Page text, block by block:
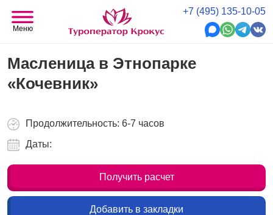
+7 (495) 135-10-05
Меню
Масленица в Этнопарке
«Кочевник»
Продолжительность: 6-7 часов
Даты:
Получить расчет
Добавить в закладки